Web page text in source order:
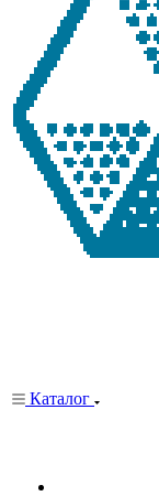
Каталог